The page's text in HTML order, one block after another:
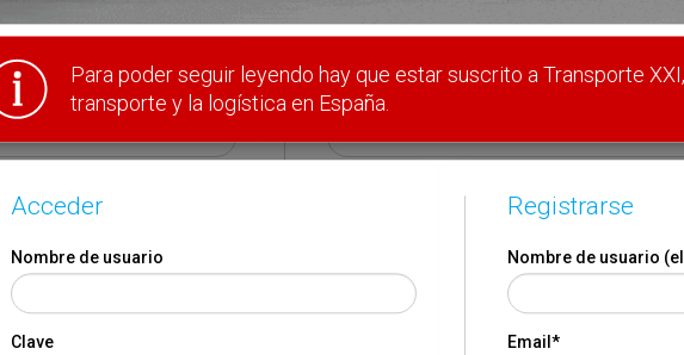
Nombre de usuario (elija un nombre)
Código de suscriptor (1) (2)
Si no recuerda o no tiene a mano su código de
Para poder seguir leyendo hay que estar suscrito a Transporte
transporte y la logística en España.
Acceder
Nombre de usuario
Clave
Registrarse
Nombre de usuario
Email *